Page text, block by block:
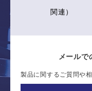
関連）
メールで
製品に関するご質問や